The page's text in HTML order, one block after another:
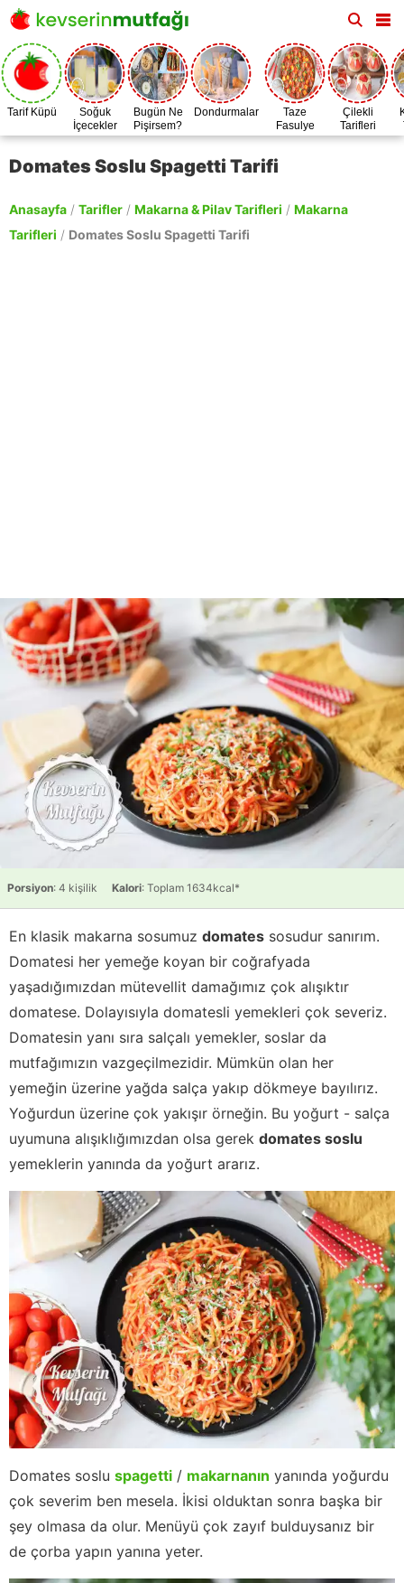
Tarif Küpü
Soğuk
İçecekler
Bugün Ne
Pişirsem?
Dondurmalar
Taze
Fasulye
Zamanı
Çilekli
Tarifleri
Domates Soslu Spagetti Tarifi
Anasayfa / Tarifler / Makarna & Pilav Tarifleri / Makarna
Tarifleri / Domates Soslu Spagetti Tarifi
Porsiyon: 4 kişilik Kalori: Toplam 1634kcal*
En klasik makarna sosumuz domates sosudur sanırım.
Domatesi her yemeğe koyan bir coğrafyada
yaşadığımızdan mütevellit damağımız çok alışıktır
domatese. Dolayısıyla domatesli yemekleri çok severiz.
Domatesin yanı sıra salçalı yemekler, soslar da
mutfağımızın vazgeçilmezidir. Mümkün olan her
yemeğin üzerine yağda salça yakıp dökmeye bayılırız.
Yoğurdun üzerine çok yakışır örneğin. Bu yoğurt - salça
uyumuna alışıklığımızdan olsa gerek domates soslu
yemeklerin yanında da yoğurt ararız.
Domates soslu spagetti / makarnanın yanında yoğurdu
çok severim ben mesela. İkisi olduktan sonra başka bir
şey olmasa da olur. Menüyü çok zayıf bulduysanız bir
de çorba yapın yanına yeter.